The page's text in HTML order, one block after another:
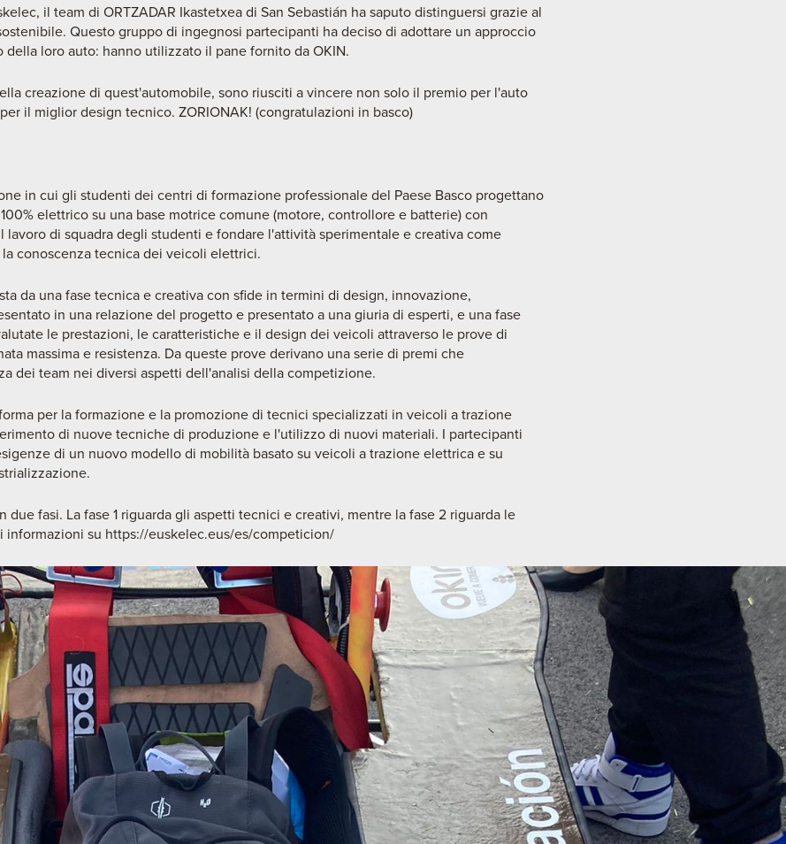
il team di ORTZADAR Ikastetxea di San Sebastián ha saputo distinguersi grazie al
Questo gruppo di ingegnosi partecipanti ha deciso di adottare un approccio
loro auto: hanno utilizzato il pane fornito da OKIN.
creazione di quest'automobile, sono riusciti a vincere non solo il premio per l'auto
il miglior design tecnico. ZORIONAK! (congratulazioni in basco)
in cui gli studenti dei centri di formazione professionale del Paese Basco progettano
elettrico su una base motrice comune (motore, controllore e batterie) con
di squadra degli studenti e fondare l'attività sperimentale e creativa come
conoscenza tecnica dei veicoli elettrici.
da una fase tecnica e creativa con sfide in termini di design, innovazione,
in una relazione del progetto e presentato a una giuria di esperti, e una fase
le prestazioni, le caratteristiche e il design dei veicoli attraverso le prove di
massima e resistenza. Da queste prove derivano una serie di premi che
dei team nei diversi aspetti dell'analisi della competizione.
per la formazione e la promozione di tecnici specializzati in veicoli a trazione
di nuove tecniche di produzione e l'utilizzo di nuovi materiali. I partecipanti
di un nuovo modello di mobilità basato su veicoli a trazione elettrica e su
due fasi. La fase 1 riguarda gli aspetti tecnici e creativi, mentre la fase 2 riguarda le
informazioni su https://euskelec.eus/es/competicion/